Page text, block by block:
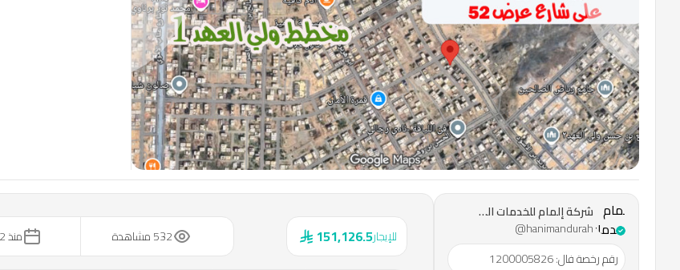
شركة
إلمام
للخدمات
العقارية
شركة إلمام للخدمات العقارية
@hanimandurah
رقم رخصة فال:
1200005826
للإيجار151,126.5 532 مشاهدة منذ 2 أشهر